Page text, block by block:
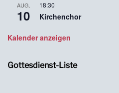
AUG.
10
18:30
Kirchenchor
Kalender anzeigen
Gottesdienst-Liste